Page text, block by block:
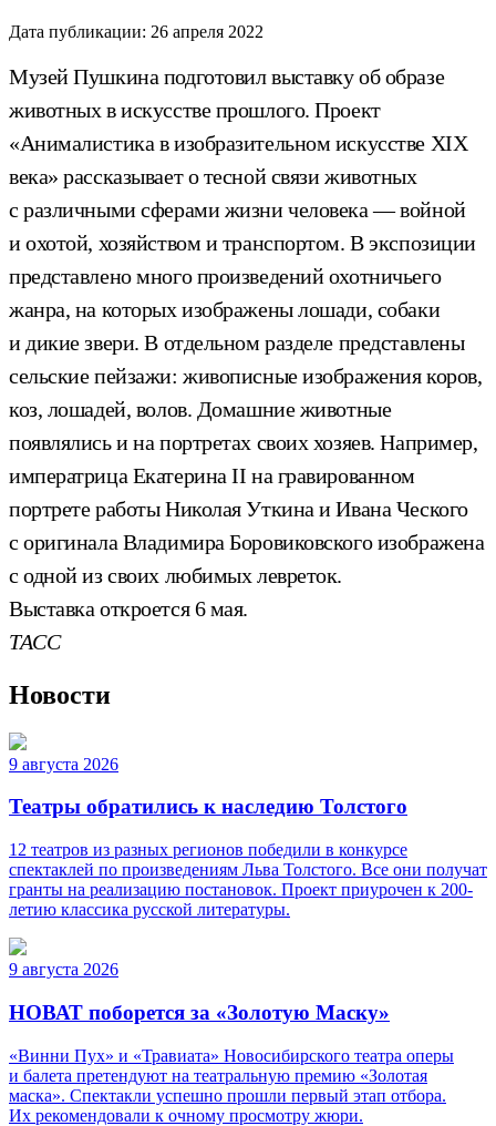
Дата публикации: 26 апреля 2022
Музей Пушкина подготовил выставку об образе
животных в искусстве прошлого. Проект
«Анималистика в изобразительном искусстве XIX
века» рассказывает о тесной связи животных
с различными сферами жизни человека — войной
и охотой, хозяйством и транспортом. В экспозиции
представлено много произведений охотничьего
жанра, на которых изображены лошади, собаки
и дикие звери. В отдельном разделе представлены
сельские пейзажи: живописные изображения коров,
коз, лошадей, волов. Домашние животные
появлялись и на портретах своих хозяев. Например,
императрица Екатерина II на гравированном
портрете работы Николая Уткина и Ивана Ческого
с оригинала Владимира Боровиковского изображена
с одной из своих любимых левреток.
Выставка откроется 6 мая.
ТАСС
Новости
9 августа 2026
Театры обратились к наследию Толстого
12 театров из разных регионов победили в конкурсе
спектаклей по произведениям Льва Толстого. Все они получат
гранты на реализацию постановок. Проект приурочен к 200-
летию классика русской литературы.
9 августа 2026
НОВАТ поборется за «Золотую Маску»
«Винни Пух» и «Травиата» Новосибирского театра оперы
и балета претендуют на театральную премию «Золотая
маска». Спектакли успешно прошли первый этап отбора.
Их рекомендовали к очному просмотру жюри.